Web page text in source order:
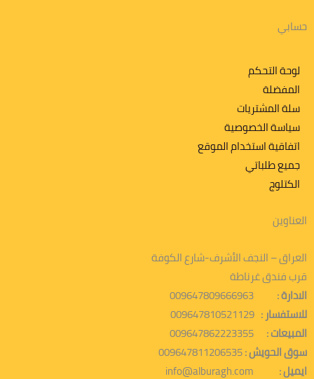
حسابي
لوحة التحكم
المفضلة
سلة المشتريات
سياسة الخصوصية
اتفاقية استخدام الموقع
جميع طلباتي
الكتلوج
العناوين
العراق – النجف الأشرف-شارع الكوفة
قرب فندق غرناطة
الادارة : 009647809666963
للاستفسار : 009647810521129
المبيعات :
سوق الحويش :
ايميل :